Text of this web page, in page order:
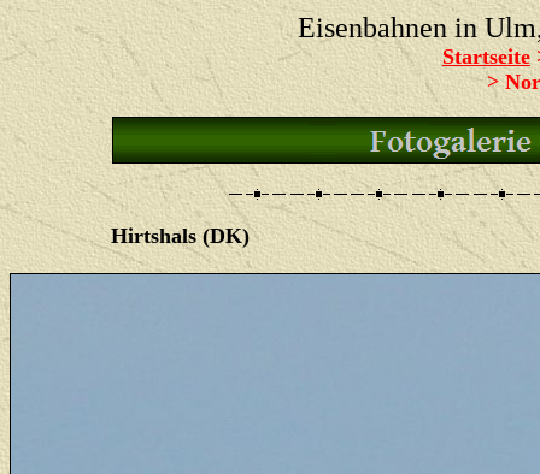
Eisenbahnen in
Startseite
>
Hirtshals (DK)